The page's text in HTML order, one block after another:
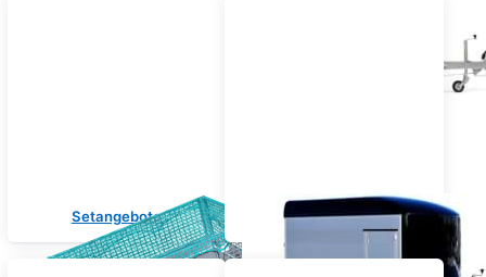
Setangebote Kofferanhänger